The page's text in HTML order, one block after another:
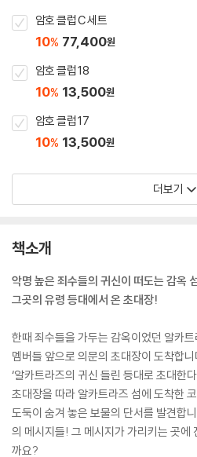
암호 클럽 C 세트
10% 77,400원
암호 클럽 18
10% 13,500원
암호 클럽 17
10% 13,500원
더보기
책소개
악명 높은 죄수들의 귀신이 떠도는 감옥
그곳의 유령 등대에서 온 초대장!
한때 죄수들을 가두는 감옥이었던 알카
멤버들 앞으로 의문의 초대장이 도착합니
‘알카트라즈의 귀신 들린 등대로 초대한다
초대장을 따라 알카트라즈 섬에 도착한
도둑이 숨겨 놓은 보물의 단서를 발견합
의 메시지들! 그 메시지가 가리키는 곳에
까요?